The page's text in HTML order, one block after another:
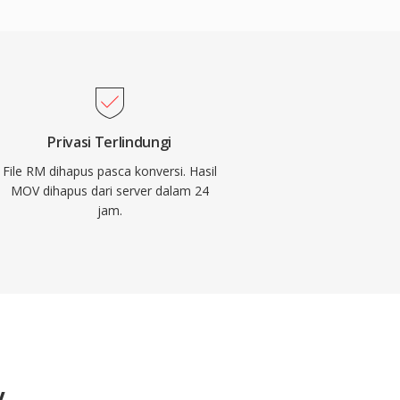
Privasi Terlindungi
File RM dihapus pasca konversi. Hasil
MOV dihapus dari server dalam 24
jam.